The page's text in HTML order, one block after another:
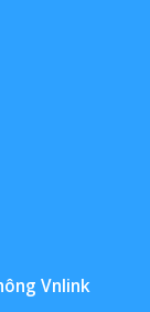
Vnlink